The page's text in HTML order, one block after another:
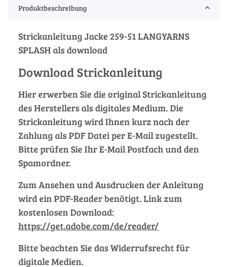
Produktbeschreibung
Strickanleitung Jacke 259-51 LANGYARNS
SPLASH als download
Download Strickanleitung
Hier erwerben Sie die original Strickanleitung
des Herstellers als digitales Medium. Die
Strickanleitung wird Ihnen kurz nach der
Zahlung als PDF Datei per E-Mail zugestellt.
Bitte prüfen Sie Ihr E-Mail Postfach und den
Spamordner.
Zum Ansehen und Ausdrucken der Anleitung
wird ein PDF-Reader benötigt. Link zum
kostenlosen Download:
https://get.adobe.com/de/reader/
Bitte beachten Sie das Widerrufsrecht für
digitale Medien.